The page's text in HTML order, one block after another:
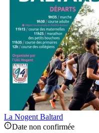
La Nogent Baltard
Date non confirmée